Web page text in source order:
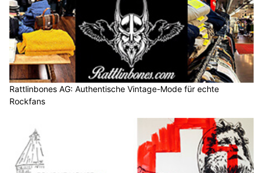
Rattlinbones AG: Authentische Vintage-Mode für echte
Rockfans